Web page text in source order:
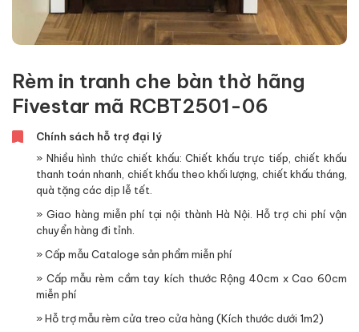
Rèm in tranh che bàn thờ hãng
Fivestar mã RCBT2501-06
Chính sách hỗ trợ đại lý
» Nhiều hình thức chiết khấu: Chiết khấu trực tiếp, chiết khấu
thanh toán nhanh, chiết khấu theo khối lượng, chiết khấu tháng,
quà tặng các dịp lễ tết.
» Giao hàng miễn phí tại nội thành Hà Nội. Hỗ trợ chi phí vận
chuyển hàng đi tỉnh.
» Cấp mẫu Cataloge sản phẩm miễn phí
» Cấp mẫu rèm cầm tay kích thước Rộng 40cm x Cao 60cm
miễn phí
» Hỗ trợ mẫu rèm cửa treo cửa hàng (Kích thước dưới 1m2)